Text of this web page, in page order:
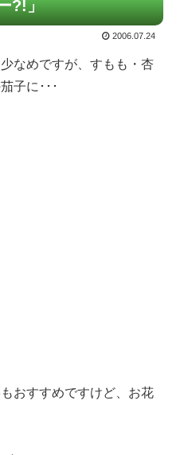
?!」
2006.07.24
なめですが、すもも・杏
子に･･･
おすすめですけど、お花